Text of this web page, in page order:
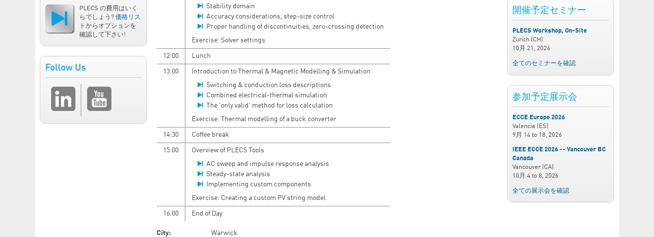
Stability domain
Accuracy considerations, step-size control
Proper handling of discontinuities, zero-crossing detection
Exercise: Solver settings
12:00 Lunch
13:00
Introduction to Thermal & Magnetic Modelling & Simulation
Switching & conduction loss descriptions
Combined electrical-thermal simulation
The 'only valid' method for loss calculation
Exercise: Thermal modelling of a buck converter
14:30 Coffee break
15:00
Overview of PLECS Tools
AC sweep and impulse response analysis
Steady-state analysis
Implementing custom components
Exercise: Creating a custom PV string model
16:00 End of Day
City: Warwick
PLECS の費用はいく
らでしょう? 価格リス
ト からオプションを
確認して下さい!
Follow Us
開催予定セミナー
PLECS Workshop, On-Site
Zurich (CH)
10月 21, 2026
全てのセミナーを確認
参加予定展示会
ECCE Europe 2026
Valencia (ES)
9月 14 to 18, 2026
IEEE ECCE 2026 -- Vancouver BC
Canada
Vancouver (CA)
10月 4 to 8, 2026
全ての展示会を確認